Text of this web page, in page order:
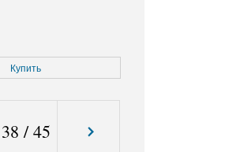
Купить
38 /45